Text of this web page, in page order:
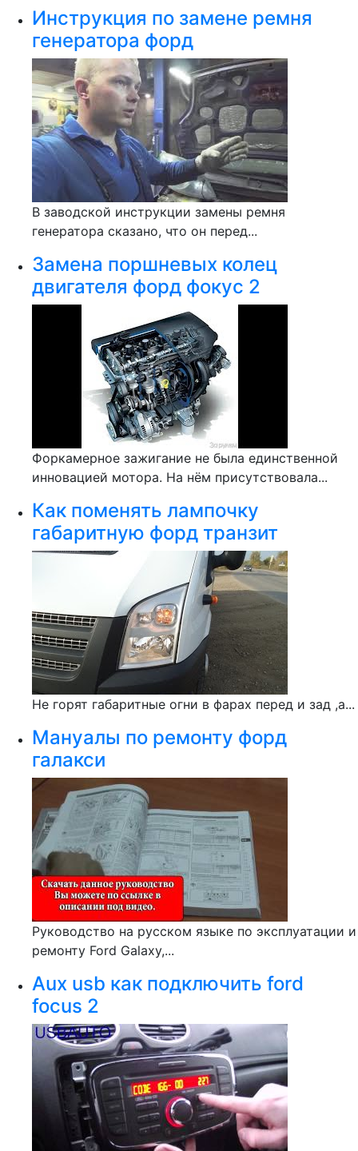
Инструкция по замене ремня
генератора форд
В заводской инструкции замены ремня
генератора сказано, что он перед...
Замена поршневых колец
двигателя форд фокус 2
Форкамерное зажигание не была единственной
инновацией мотора. На нём присутствовала...
Как поменять лампочку
габаритную форд транзит
Не горят габаритные огни в фарах перед и зад ,а...
Мануалы по ремонту форд
галакси
Руководство на русском языке по эксплуатации и
ремонту Ford Galaxy,...
Aux usb как подключить ford
focus 2